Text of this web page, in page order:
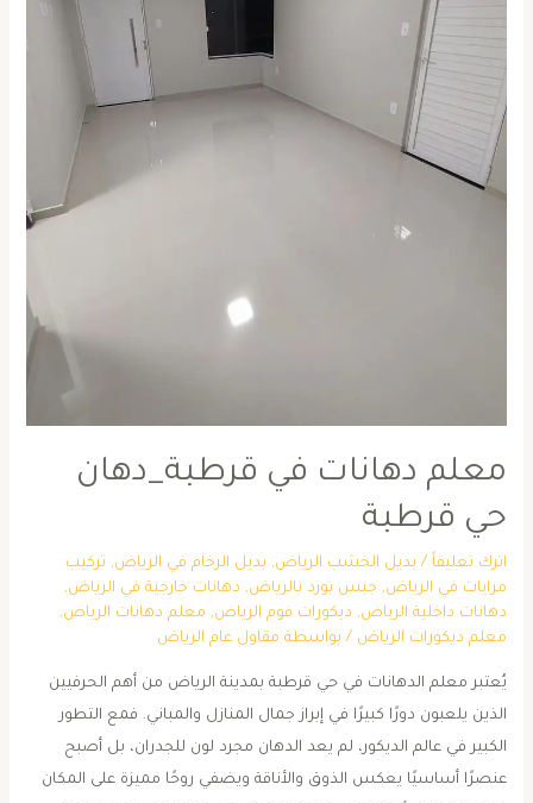
معلم دهانات في قرطبة_دهان
حي قرطبة
اترك تعليقاً / بديل الخشب الرياض, بديل الرخام في الرياض, تركيب
مرايات في الرياض, جبس بورد بالرياض, دهانات خارجية في الرياض,
دهانات داخلية الرياض, ديكورات فوم الرياض, معلم دهانات الرياض,
معلم ديكورات الرياض / بواسطة مقاول عام الرياض
يُعتبر معلم الدهانات في حي قرطبة بمدينة الرياض من أهم الحرفيين
الذين يلعبون دورًا كبيرًا في إبراز جمال المنازل والمباني. فمع التطور
الكبير في عالم الديكور، لم يعد الدهان مجرد لون للجدران، بل أصبح
عنصرًا أساسيًا يعكس الذوق والأناقة ويضفي روحًا مميزة على المكان